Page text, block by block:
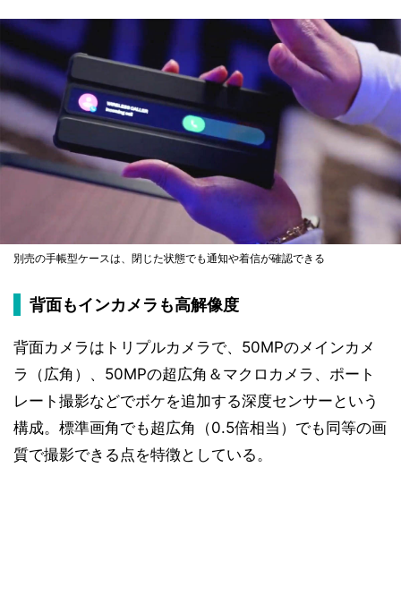
別売の手帳型ケースは、閉じた状態でも通知や着信が確認できる
背面もインカメラも高解像度
背面カメラはトリプルカメラで、50MPのメインカメ
ラ（広角）、50MPの超広角＆マクロカメラ、ポート
レート撮影などでボケを追加する深度センサーという
構成。標準画角でも超広角（0.5倍相当）でも同等の画
質で撮影できる点を特徴としている。